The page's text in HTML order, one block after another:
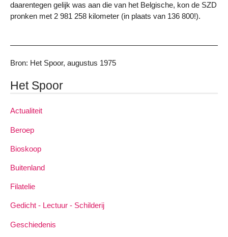
daarentegen gelijk was aan die van het Belgische, kon de SZD
pronken met 2 981 258 kilometer (in plaats van 136 800!).
Bron: Het Spoor, augustus 1975
Het Spoor
Actualiteit
Beroep
Bioskoop
Buitenland
Filatelie
Gedicht - Lectuur - Schilderij
Geschiedenis